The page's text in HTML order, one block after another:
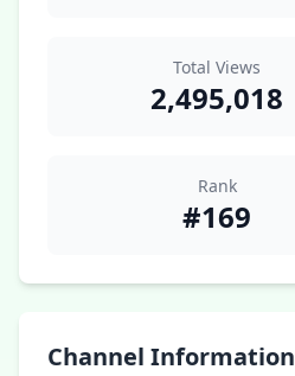
Total Views
2,495,018
Rank
#169
Channel Information